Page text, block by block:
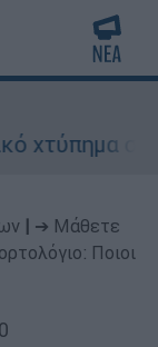
χτύπημα
➔ Μάθετε
Ποιοι